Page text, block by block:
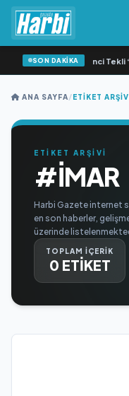
SON DAKİKA
Yonca Samlı ‘dan İkinci Tekli
ANA SAYFA/ETIKET
ETİKET ARŞİVİ
#IMAR
Harbi Gazete internet
en son haberler,
üzerinde
TOPLAM İÇERİK
0 ETİKET